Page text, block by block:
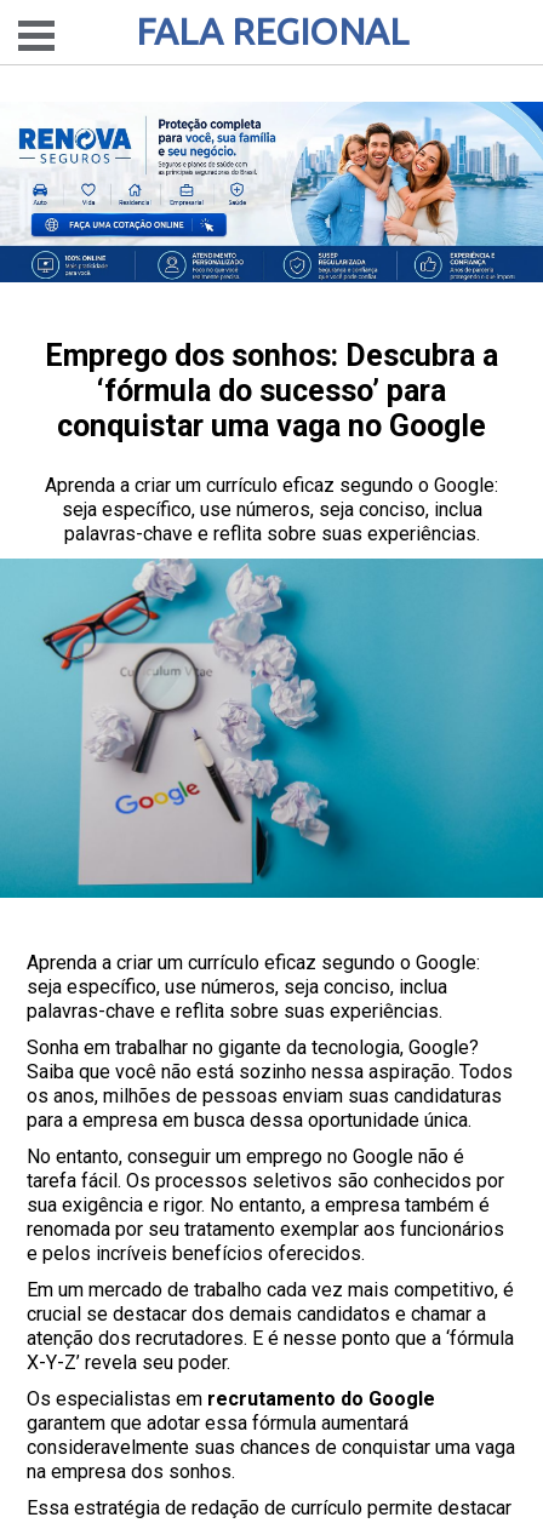
FALA REGIONAL
Emprego dos sonhos: Descubra a
‘fórmula do sucesso’ para
conquistar uma vaga no Google
Aprenda a criar um currículo eficaz segundo o Google:
seja específico, use números, seja conciso, inclua
palavras-chave e reflita sobre suas experiências.
Aprenda a criar um currículo eficaz segundo o Google:
seja específico, use números, seja conciso, inclua
palavras-chave e reflita sobre suas experiências.
Sonha em trabalhar no gigante da tecnologia, Google?
Saiba que você não está sozinho nessa aspiração. Todos
os anos, milhões de pessoas enviam suas candidaturas
para a empresa em busca dessa oportunidade única.
No entanto, conseguir um emprego no Google não é
tarefa fácil. Os processos seletivos são conhecidos por
sua exigência e rigor. No entanto, a empresa também é
renomada por seu tratamento exemplar aos funcionários
e pelos incríveis benefícios oferecidos.
Em um mercado de trabalho cada vez mais competitivo, é
crucial se destacar dos demais candidatos e chamar a
atenção dos recrutadores. E é nesse ponto que a ‘fórmula
X-Y-Z’ revela seu poder.
Os especialistas em recrutamento do Google
garantem que adotar essa fórmula aumentará
consideravelmente suas chances de conquistar uma vaga
na empresa dos sonhos.
Essa estratégia de redação de currículo permite destacar